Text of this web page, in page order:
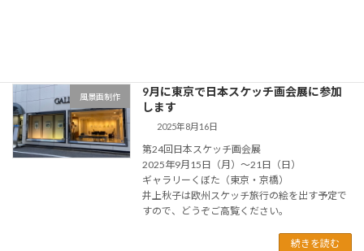
風景画制作
9月に東京で日本スケッチ画会展に参加
します
2025年8月16日
第24回日本スケッチ画会展
2025年9月15日（月）～21日（日）
ギャラリーくぼた（東京・京橋）
井上秋子は欧州スケッチ旅行の絵を出す予定で
すので、どうぞご高覧ください。
続きを読む